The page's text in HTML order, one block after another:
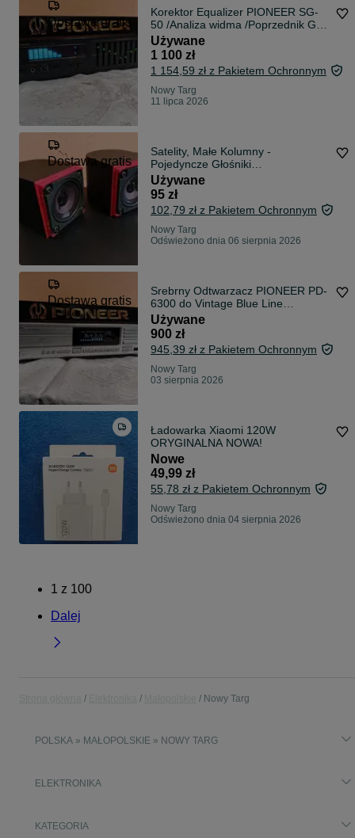
Dostawa gratis
Korektor Equalizer PIONEER SG-
50 /Analiza widma /Poprzednik GR-
777 /Wysyłka!
Używane
1 100 zł
1 154,59 zł z Pakietem Ochronnym
Nowy Targ
11 lipca 2026
Dostawa gratis
Satelity, Małe Kolumny -
Pojedyncze Głośniki
szerokopasmowe - BOSE CUBE
ACOUSTIMASS - Series II. 6Ω
/Wysyłka!
Używane
95 zł
102,79 zł z Pakietem Ochronnym
Nowy Targ
Odświeżono dnia 06 sierpnia 2026
Dostawa gratis
Srebrny Odtwarzacz PIONEER PD-
6300 do Vintage Blue Line
/Wysyłam!
Używane
900 zł
945,39 zł z Pakietem Ochronnym
Nowy Targ
03 sierpnia 2026
Ładowarka Xiaomi 120W
ORYGINALNA NOWA!
Nowe
49,99 zł
55,78 zł z Pakietem Ochronnym
Nowy Targ
Odświeżono dnia 04 sierpnia 2026
1 z 100
Dalej
Nowy Targ
POLSKA » MAŁOPOLSKIE » NOWY TARG
ELEKTRONIKA
KATEGORIA